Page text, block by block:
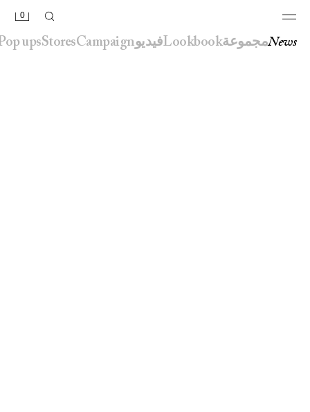
0
news مجموعةlookbook فيديوcampaign
stores
pop ups